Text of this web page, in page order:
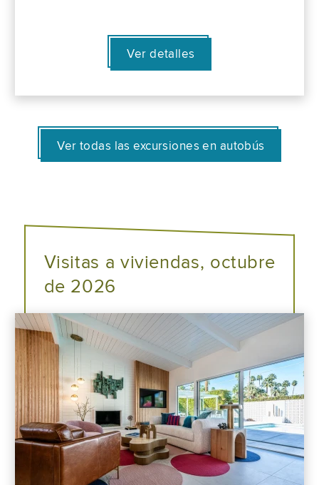
Ver detalles
Ver todas las excursiones en autobús
Visitas a viviendas, octubre
de 2026